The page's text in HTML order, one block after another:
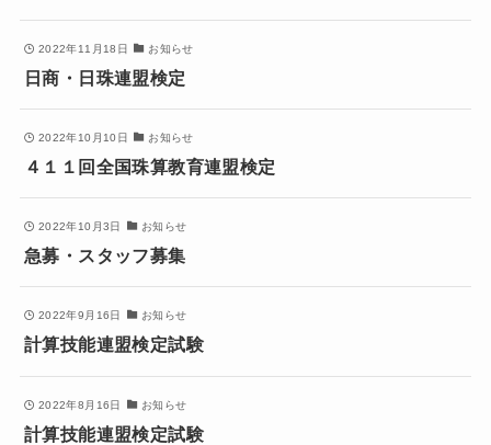
2022年11月18日 お知らせ
日商・日珠連盟検定
2022年10月10日 お知らせ
４１１回全国珠算教育連盟検定
2022年10月3日 お知らせ
急募・スタッフ募集
2022年9月16日 お知らせ
計算技能連盟検定試験
2022年8月16日 お知らせ
計算技能連盟検定試験